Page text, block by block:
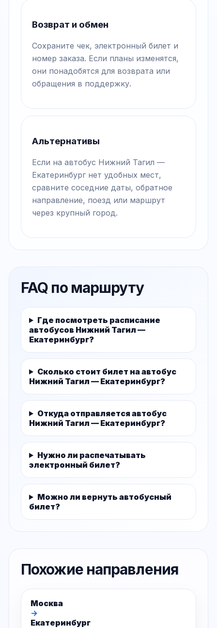
Возврат и обмен
Сохраните чек, электронный билет и
номер заказа. Если планы изменятся,
они понадобятся для возврата или
обращения в поддержку.
Альтернативы
Если на автобус Нижний Тагил —
Екатеринбург нет удобных мест,
сравните соседние даты, обратное
направление, поезд или маршрут
через крупный город.
FAQ по маршруту
Где посмотреть расписание
автобусов Нижний Тагил —
Екатеринбург?
Сколько стоит билет на автобус
Нижний Тагил — Екатеринбург?
Откуда отправляется автобус
Нижний Тагил — Екатеринбург?
Нужно ли распечатывать
электронный билет?
Можно ли вернуть автобусный
билет?
Похожие направления
Москва
→
Екатеринбург